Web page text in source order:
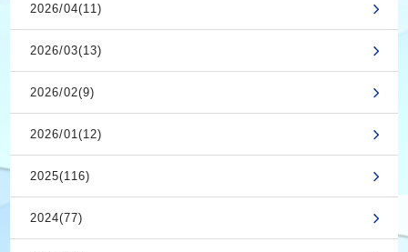
2026/04(11)
2026/03(13)
2026/02(9)
2026/01(12)
2025(116)
2024(77)